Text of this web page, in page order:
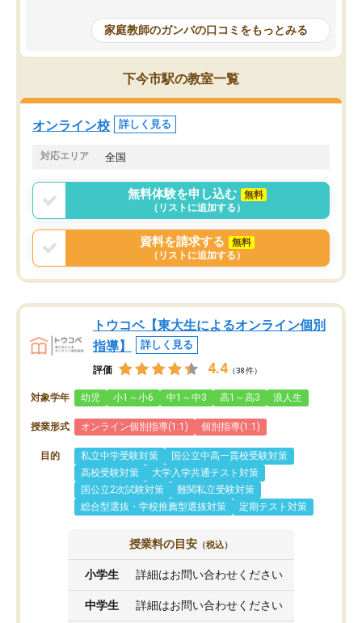
めて1年ほどだった今では平均点以上の
科目が増えてきました！あと1年受験ま
であるので無料の週末教室を使用しな
がら頑張って欲しいと思います！
問できるのでとても助か
家庭教師のガンバの口コミをもっとみる
下今市駅の教室一覧
オンライン校 詳しく見る
対応エリア 全国
無料体験を申し込む
無料
（リストに追加する）
資料を請求する
無料
（リストに追加する）
トウコベ【東大生によるオンライン個別
指導】
詳しく見る
評価 4.4 （38件）
対象学年 幼児 小1～小6 中1～中3 高1～高3 浪人生
授業形式 オンライン個別指導(1:1) 個別指導(1:1)
目的 私立中学受験対策
国公立中高一貫校受験対策
高校受験対策
大学入学共通テスト対策
国公立2次試験対策
難関私立受験対策
総合型選抜・学校推薦型選抜対策
定期テスト対策
授業料の目安 （税込）
小学生 詳細はお問い合わせください
中学生 詳細はお問い合わせください